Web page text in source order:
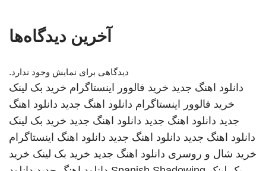
آخرین دیدگاه‌ها
دیدگاهی برای نمایش وجود ندارد.
دانلود اهنگ جدید خرید فالوور اینستاگرام خرید بک لینک
خرید فالوور اینستاگرام دانلود اهنگ جدید دانلود اهنگ
جدید دانلود اهنگ جدید دانلود اهنگ جدید خرید بک لینک
دانلود اهنگ جدید دانلود اهنگ جدید دانلود اهنگ اینستاگرام
خرید شال و روسری دانلود اهنگ جدید خرید بک لینک خرید